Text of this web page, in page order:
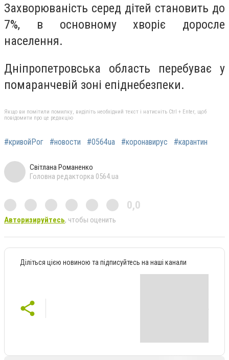
Захворюваність серед дітей становить до
7%, в основному хворіє доросле
населення.
Дніпропетровська область перебуває у
помаранчевій зоні епіднебезпеки.
Якщо ви помітили помилку, виділіть необхідний текст і натисніть Ctrl + Enter, щоб
повідомити про це редакцію
#кривойРог #новости #0564ua #коронавирус #карантин
Світлана Романенко
Головна редакторка 0564.ua
0,0
Авторизируйтесь, чтобы оценить
Діліться цією новиною та підписуйтесь на наші канали